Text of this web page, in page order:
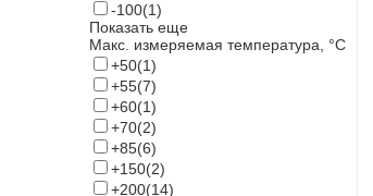
-100(1)
Показать еще
Макс. измеряемая температура, °С
+50(1)
+55(7)
+60(1)
+70(2)
+85(6)
+150(2)
+200(14)